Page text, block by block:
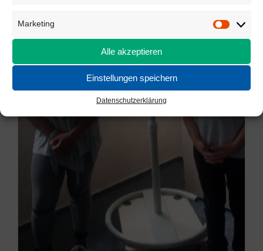
Marketing
Alle akzeptieren
Einstellungen speichern
Datenschutzerklärung